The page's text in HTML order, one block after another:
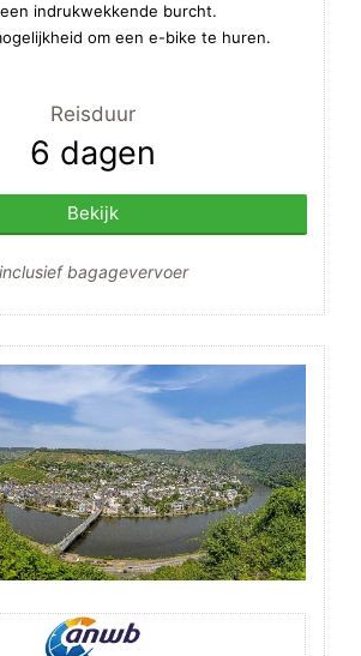
indrukwekkende burcht.
om een e-bike te huren.
Reisduur
6 dagen
Bekijk
inclusief bagagevervoer